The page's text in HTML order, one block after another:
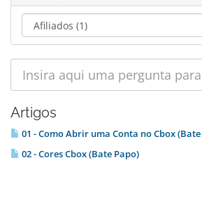
Artigos
01 - Como Abrir uma Conta no Cbox
02 - Cores Cbox (Bate Papo)